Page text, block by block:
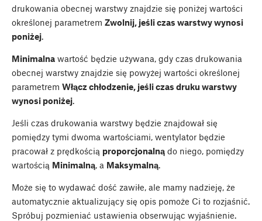
drukowania obecnej warstwy znajdzie się poniżej wartości
określonej parametrem Zwolnij, jeśli czas warstwy wynosi
poniżej
Minimalna wartość będzie używana, gdy czas drukowania
obecnej warstwy znajdzie się powyżej wartości określonej
parametrem Włącz chłodzenie, jeśli czas druku warstwy
wynosi poniżej
Jeśli czas drukowania warstwy będzie znajdował się
pomiędzy tymi dwoma wartościami, wentylator będzie
pracował z prędkością proporcjonalną do niego, pomiędzy
wartością Minimalną , a Maksymalną
Może się to wydawać dość zawiłe, ale mamy nadzieję, że
automatycznie aktualizujący się opis pomoże Ci to rozjaśnić.
Spróbuj pozmieniać ustawienia obserwując wyjaśnienie.